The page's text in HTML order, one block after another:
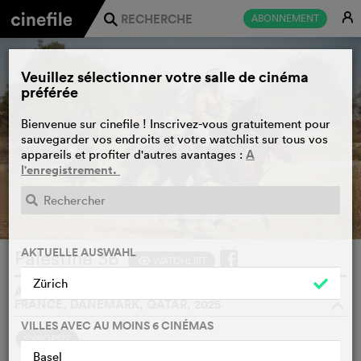
ABONNEMENT E
j
Palestine 36
ANNEMARIE JACIR, TERRITOIRES PALESTINIENS, GB,
FRANCE, DANEMARK, QATAR, 2025
SYNOPSIS
Veuillez sélectionner votre salle de cinéma
préférée
Bienvenue sur cinefile ! Inscrivez-vous gratuitement pour
sauvegarder vos endroits et votre watchlist sur tous vos
appareils et profiter d'autres avantages : A
l'enregistrement.
AKTUELLE AUSWAHL
Zürich
VILLES AVEC AU MOINS 6 CINÉMAS
Basel